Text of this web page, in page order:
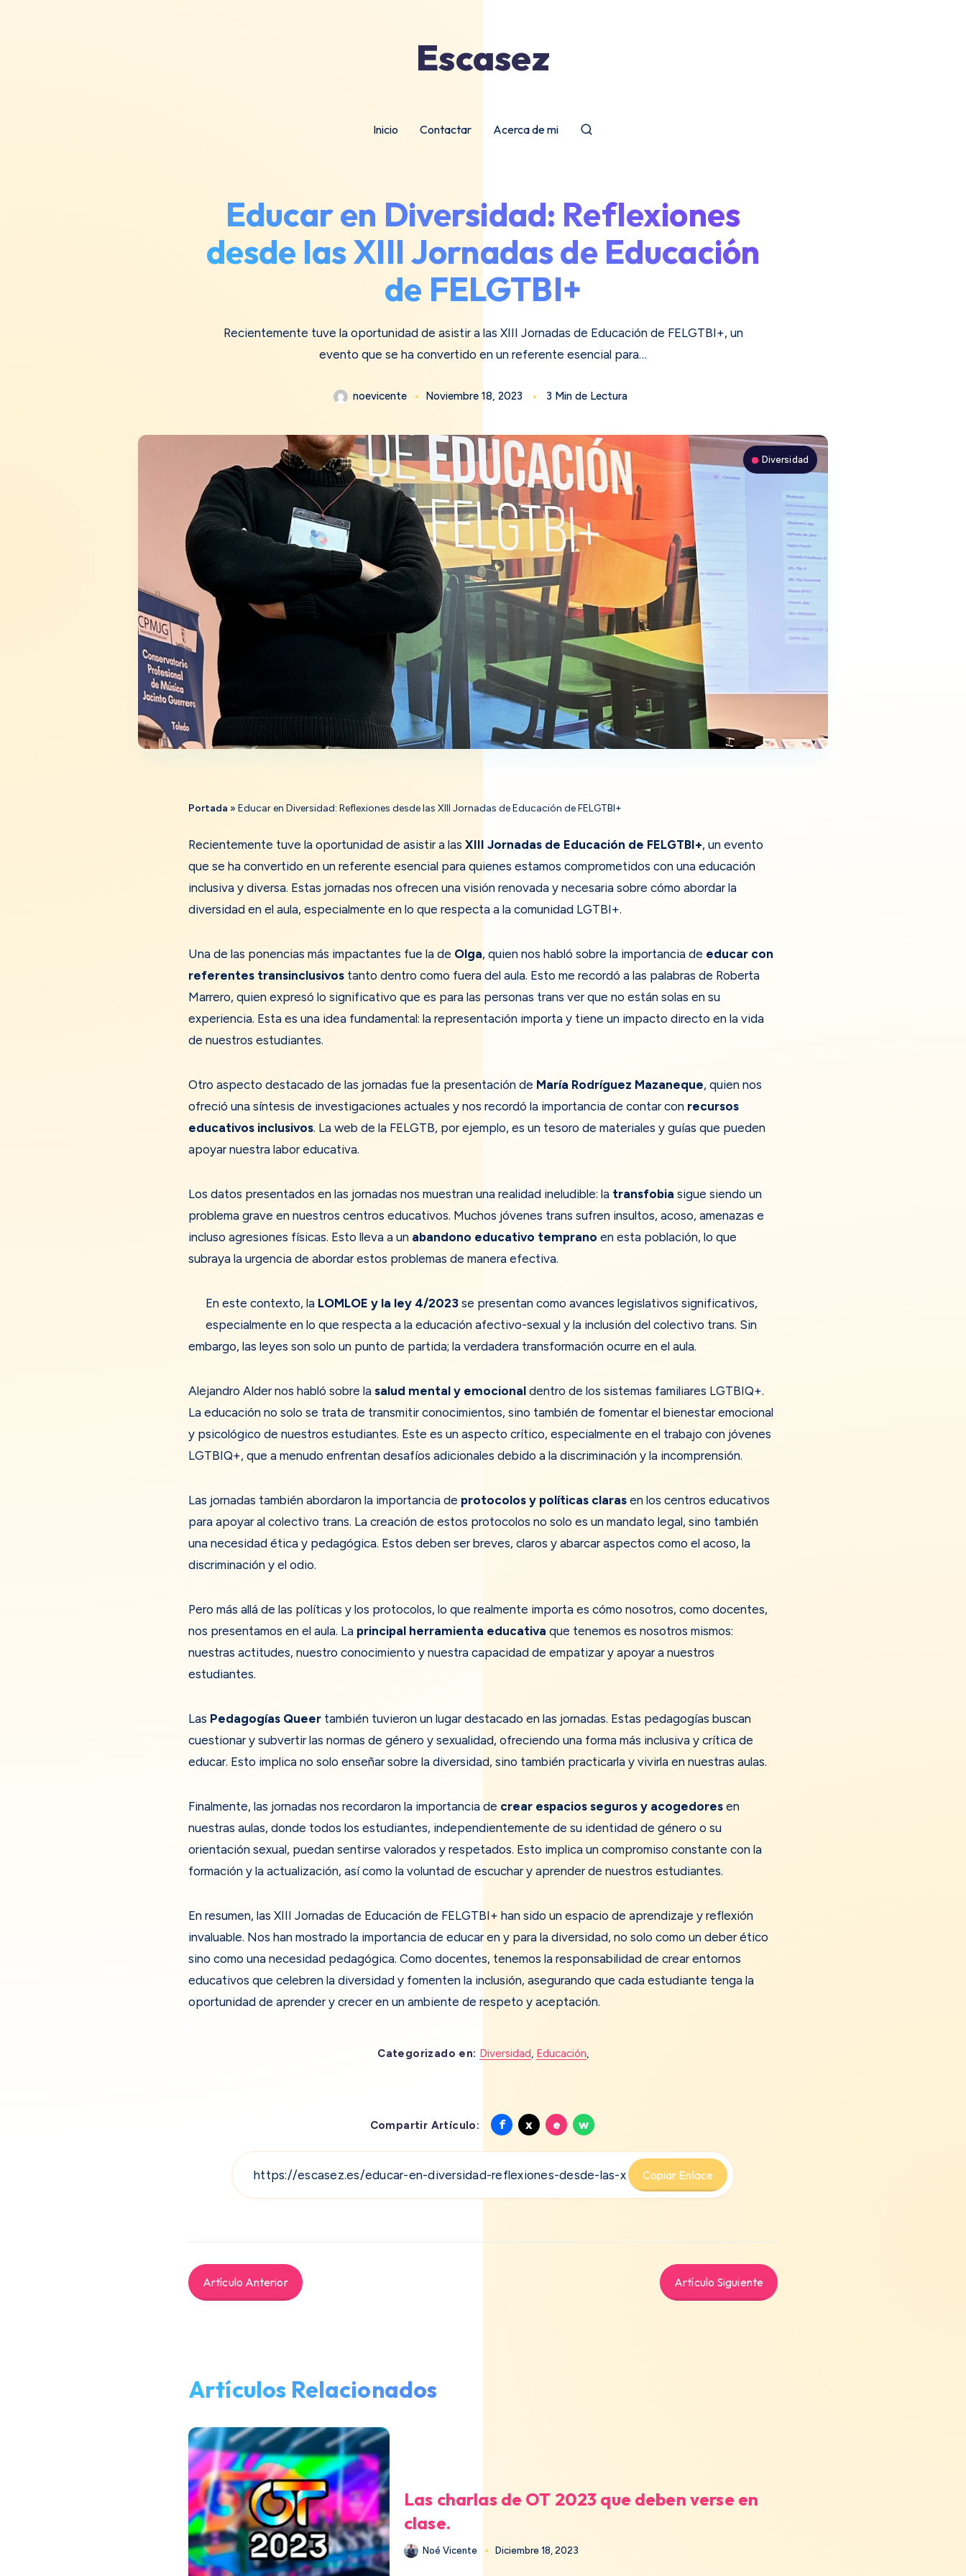
Escasez
Inicio Contactar Acerca de mi
Educar en Diversidad: Reflexiones
desde las XIII Jornadas de Educación
de FELGTBI+
Recientemente tuve la oportunidad de asistir a las XIII Jornadas de Educación de FELGTBI+, un
evento que se ha convertido en un referente esencial para…
noevicente Noviembre 18, 2023 3 Min de Lectura
Diversidad
Portada » Educar en Diversidad: Reflexiones desde las XIII Jornadas de Educación de FELGTBI+
Recientemente tuve la oportunidad de asistir a las XIII Jornadas de Educación de FELGTBI+, un evento
que se ha convertido en un referente esencial para quienes estamos comprometidos con una educación
inclusiva y diversa. Estas jornadas nos ofrecen una visión renovada y necesaria sobre cómo abordar la
diversidad en el aula, especialmente en lo que respecta a la comunidad LGTBI+.
Una de las ponencias más impactantes fue la de Olga, quien nos habló sobre la importancia de educar con
referentes transinclusivos tanto dentro como fuera del aula. Esto me recordó a las palabras de Roberta
Marrero, quien expresó lo significativo que es para las personas trans ver que no están solas en su
experiencia. Esta es una idea fundamental: la representación importa y tiene un impacto directo en la vida
de nuestros estudiantes.
Otro aspecto destacado de las jornadas fue la presentación de María Rodríguez Mazaneque, quien nos
ofreció una síntesis de investigaciones actuales y nos recordó la importancia de contar con recursos
educativos inclusivos. La web de la FELGTB, por ejemplo, es un tesoro de materiales y guías que pueden
apoyar nuestra labor educativa.
Los datos presentados en las jornadas nos muestran una realidad ineludible: la transfobia sigue siendo un
problema grave en nuestros centros educativos. Muchos jóvenes trans sufren insultos, acoso, amenazas e
incluso agresiones físicas. Esto lleva a un abandono educativo temprano en esta población, lo que
subraya la urgencia de abordar estos problemas de manera efectiva.
En este contexto, la LOMLOE y la ley 4/2023 se presentan como avances legislativos significativos,
especialmente en lo que respecta a la educación afectivo-sexual y la inclusión del colectivo trans. Sin
embargo, las leyes son solo un punto de partida; la verdadera transformación ocurre en el aula.
Alejandro Alder nos habló sobre la salud mental y emocional dentro de los sistemas familiares LGTBIQ+.
La educación no solo se trata de transmitir conocimientos, sino también de fomentar el bienestar emocional
y psicológico de nuestros estudiantes. Este es un aspecto crítico, especialmente en el trabajo con jóvenes
LGTBIQ+, que a menudo enfrentan desafíos adicionales debido a la discriminación y la incomprensión.
Las jornadas también abordaron la importancia de protocolos y políticas claras en los centros educativos
para apoyar al colectivo trans. La creación de estos protocolos no solo es un mandato legal, sino también
una necesidad ética y pedagógica. Estos deben ser breves, claros y abarcar aspectos como el acoso, la
discriminación y el odio.
Pero más allá de las políticas y los protocolos, lo que realmente importa es cómo nosotros, como docentes,
nos presentamos en el aula. La principal herramienta educativa que tenemos es nosotros mismos:
nuestras actitudes, nuestro conocimiento y nuestra capacidad de empatizar y apoyar a nuestros
estudiantes.
Las Pedagogías Queer también tuvieron un lugar destacado en las jornadas. Estas pedagogías buscan
cuestionar y subvertir las normas de género y sexualidad, ofreciendo una forma más inclusiva y crítica de
educar. Esto implica no solo enseñar sobre la diversidad, sino también practicarla y vivirla en nuestras aulas.
Finalmente, las jornadas nos recordaron la importancia de crear espacios seguros y acogedores en
nuestras aulas, donde todos los estudiantes, independientemente de su identidad de género o su
orientación sexual, puedan sentirse valorados y respetados. Esto implica un compromiso constante con la
formación y la actualización, así como la voluntad de escuchar y aprender de nuestros estudiantes.
En resumen, las XIII Jornadas de Educación de FELGTBI+ han sido un espacio de aprendizaje y reflexión
invaluable. Nos han mostrado la importancia de educar en y para la diversidad, no solo como un deber ético
sino como una necesidad pedagógica. Como docentes, tenemos la responsabilidad de crear entornos
educativos que celebren la diversidad y fomenten la inclusión, asegurando que cada estudiante tenga la
oportunidad de aprender y crecer en un ambiente de respeto y aceptación.
Categorizado en: Diversidad, Educación,
Compartir Artículo: fCompartir
Facebook
xCompartir
eCompartir
Email
wCompartir
WhatsappCopiar Enlace
Artículo Anterior Artículo Siguiente
Artículos Relacionados
Las charlas de OT 2023 que deben verse en
clase.
Noé Vicente Diciembre 18, 2023